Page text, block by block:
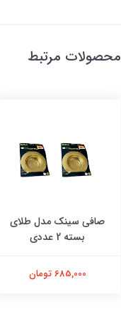
محصولات مرتبط
صافی سینک مدل طلای
بسته 2 عددی
685,000 تومان